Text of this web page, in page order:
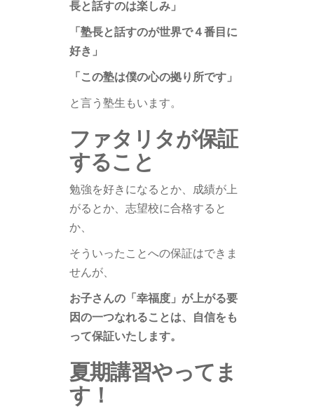
長と話すのは楽しみ」
「塾長と話すのが世界で４番目に
好き」
「この塾は僕の心の拠り所です」
と言う塾生もいます。
ファタリタが保証
すること
勉強を好きになるとか、成績が上
がるとか、志望校に合格すると
か、
そういったことへの保証はできま
せんが、
お子さんの「幸福度」が上がる要
因の一つなれることは、自信をも
って保証いたします。
夏期講習やってま
す！